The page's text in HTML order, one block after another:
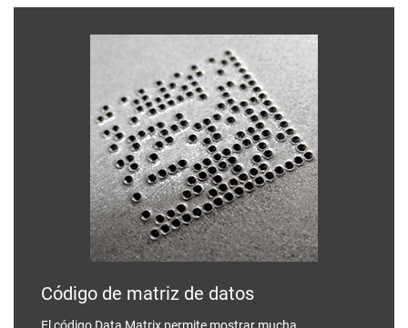
Código de matriz de datos